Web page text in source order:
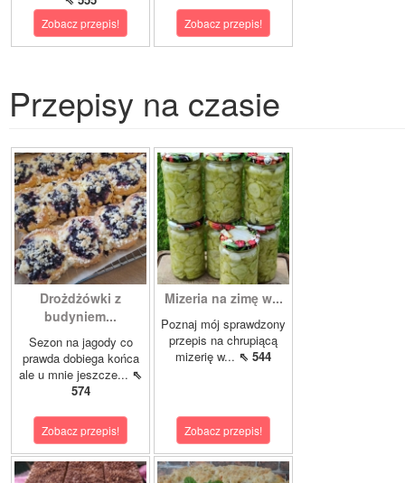
Zobacz przepis! Zobacz przepis!
Przepisy na czasie
Drożdżówki z
budyniem...
Sezon na jagody co
prawda dobiega końca
ale u mnie jeszcze... ⇖
574
Zobacz przepis!
Mizeria na zimę w...
Poznaj mój sprawdzony
przepis na chrupiącą
mizerię w... ⇖ 544
Zobacz przepis!